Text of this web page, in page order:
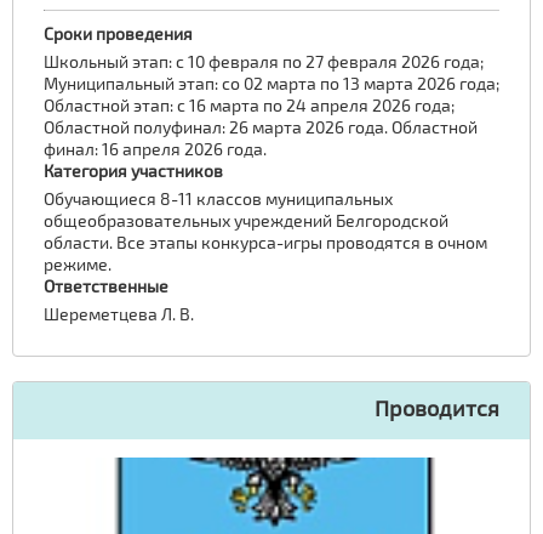
Сроки проведения
Школьный этап: с 10 февраля по 27 февраля 2026 года;
Муниципальный этап: со 02 марта по 13 марта 2026 года;
Областной этап: с 16 марта по 24 апреля 2026 года;
Областной полуфинал: 26 марта 2026 года. Областной
финал: 16 апреля 2026 года.
Категория участников
Обучающиеся 8-11 классов муниципальных
общеобразовательных учреждений Белгородской
области. Все этапы конкурса-игры проводятся в очном
режиме.
Ответственные
Шереметцева Л. В.
Проводится